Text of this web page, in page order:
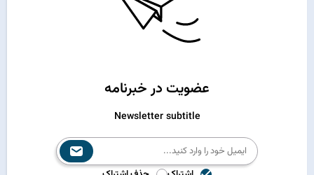
عضویت در خبرنامه
Newsletter subtitle